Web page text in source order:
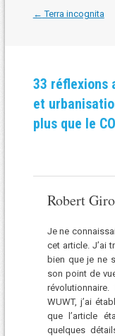
Navigation
dans
← Terra incognita
33 réflexions
et
plus que le
Robert
Je ne
cet article. J’ai
bien que je ne
son point de
WUWT, j’ai
que l’article
quelques